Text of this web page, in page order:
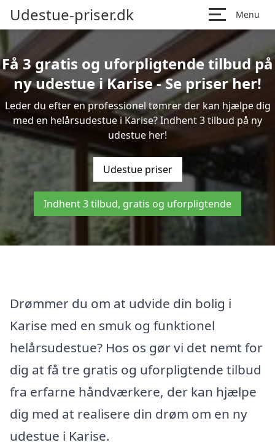
Udestue-priser.dk Menu
Få 3 gratis og uforpligtende tilbud på
ny udestue i Karise - Se priser her!
Leder du efter en professionel tømrer der kan hjælpe dig
med en helårsudestue i Karise? Indhent 3 tilbud på ny
udestue her!
Udestue priser
Indhent 3 tilbud, gratis og uforpligtende
Drømmer du om at udvide din bolig i
Karise med en smuk og funktionel
helårsudestue? Hos os gør vi det nemt for
dig at få tre gratis og uforpligtende tilbud
fra erfarne håndværkere, der kan hjælpe
dig med at realisere din drøm om en ny
udestue i Karise.